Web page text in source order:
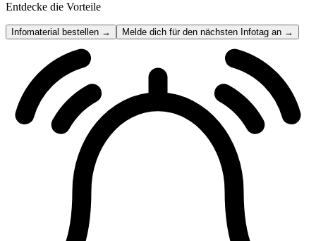
Entdecke die Vorteile
Infomaterial bestellen → Melde dich für den nächsten Infotag an →